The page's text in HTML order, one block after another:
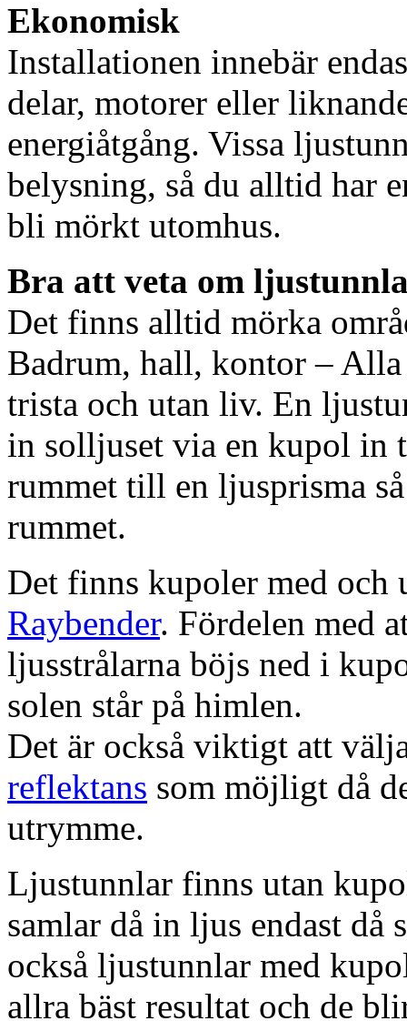
Ekonomisk
Installationen innebär
delar, motorer eller
energiåtgång. Vissa
belysning, så du alltid har
bli mörkt utomhus.
Bra att veta om
Det finns alltid mörka
Badrum, hall, kontor – Alla
trista och utan liv. En
in solljuset via en kupol in
rummet till en ljusprisma
rummet.
Det finns kupoler med och
Raybender. Fördelen med
ljusstrålarna böjs ned i
solen står på himlen.
Det är också viktigt att
reflektans som möjligt då
utrymme.
Ljustunnlar finns utan
samlar då in ljus endast då
också ljustunnlar med
allra bäst resultat och de